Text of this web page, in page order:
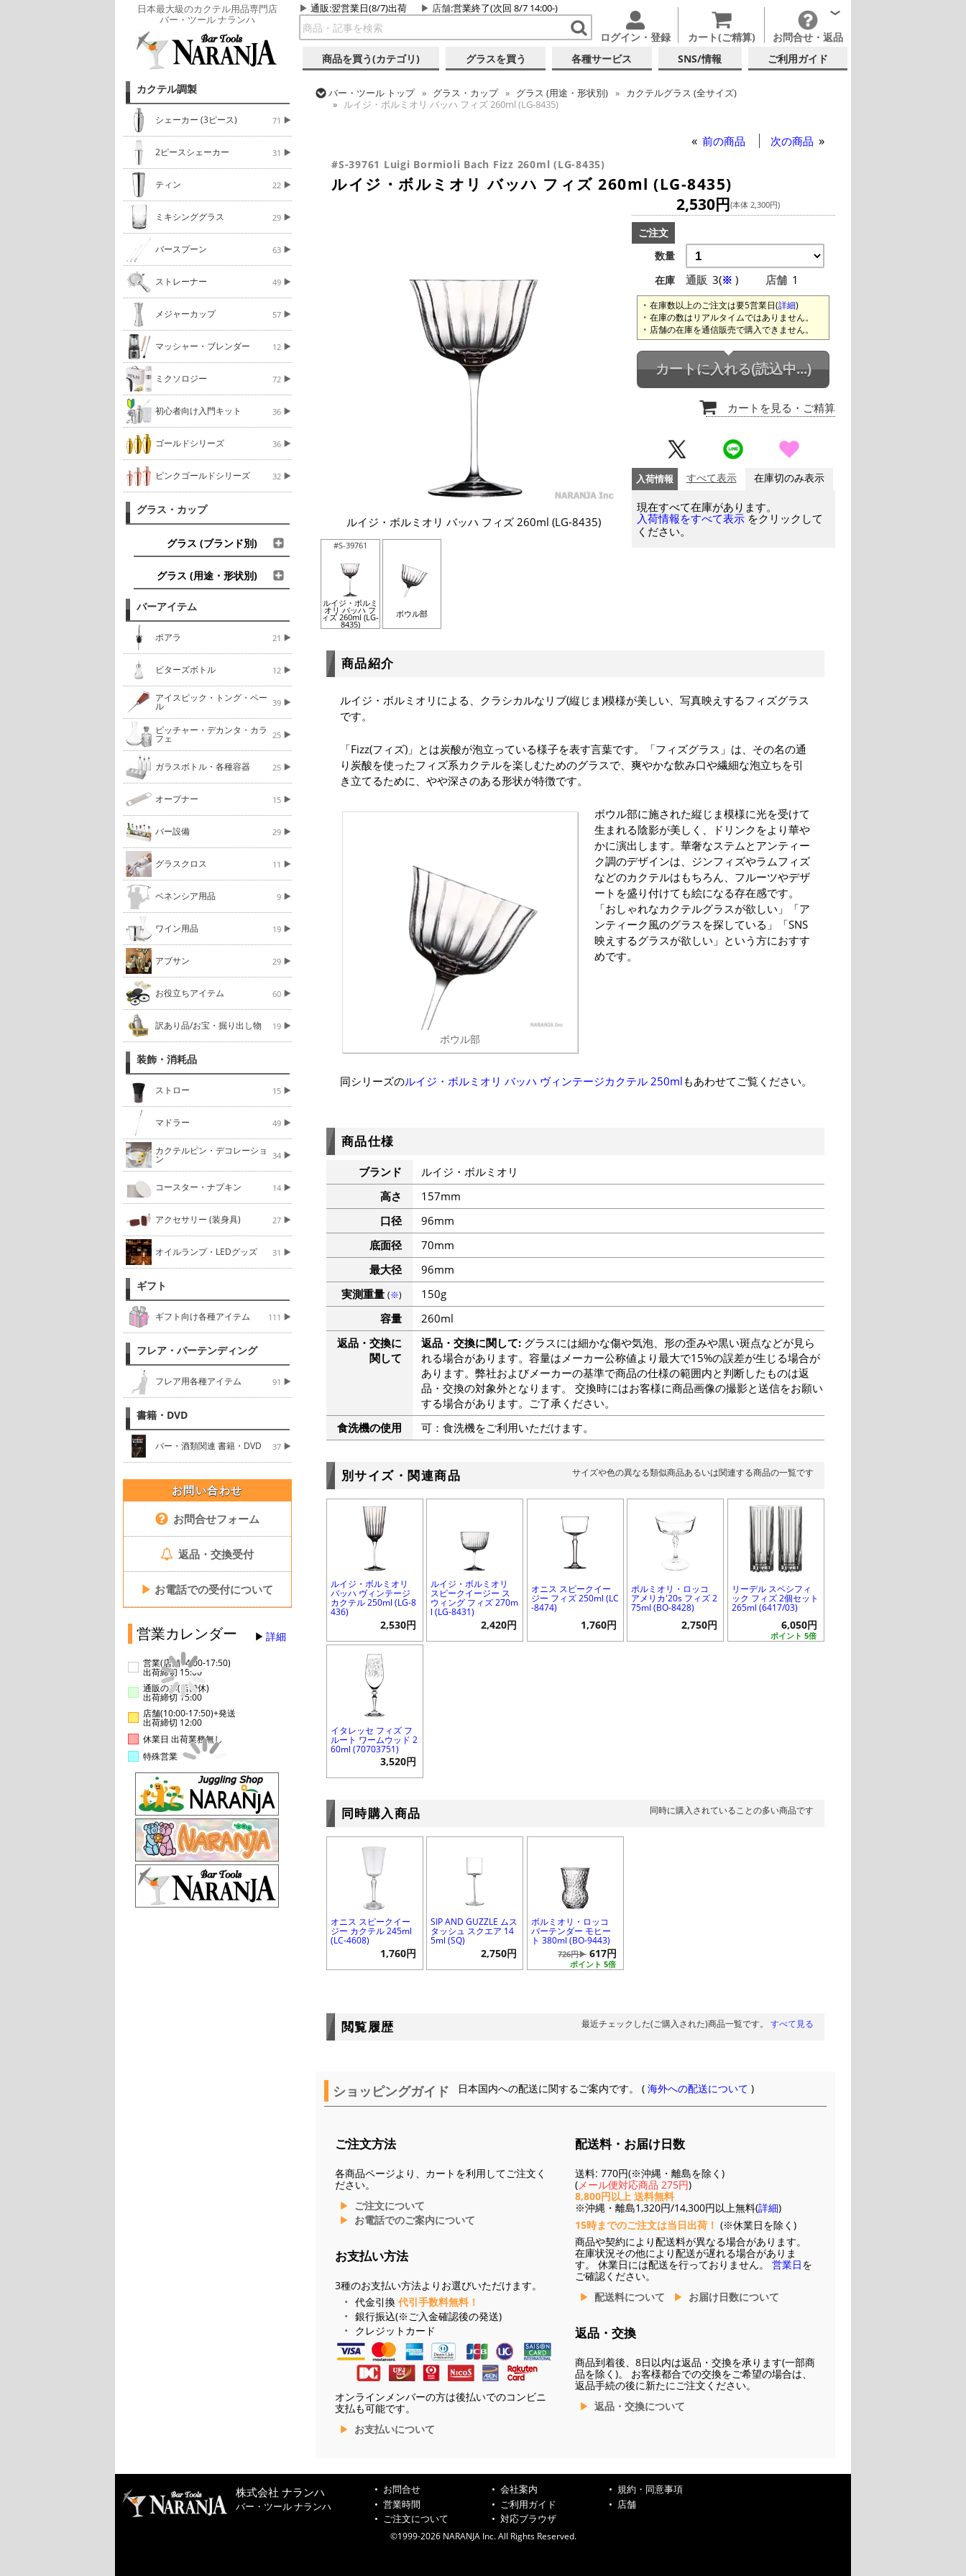
日本最大級のカクテル用品専門店
バー・ツール ナランハ
通販:翌営業日(8/7)出荷 店舗:営業終了(次回 8/7 14:00-)
ログイン・登録 カート(ご精算) お問合せ・返品
商品を買う(カテゴリ) グラスを買う 各種サービス SNS/情報 ご利用ガイド
カクテル調製
シェーカー (3ピース) 71
2ピースシェーカー 31
ティン 22
ミキシンググラス 29
バースプーン 63
ストレーナー 49
メジャーカップ 57
マッシャー・ブレンダー 12
ミクソロジー 72
初心者向け入門キット 36
ゴールドシリーズ 36
ピンクゴールドシリーズ 32
グラス・カップ
グラス (ブランド別)
グラス (用途・形状別)
バーアイテム
ポアラ 21
ビターズボトル 12
アイスピック・トング・ペー
ル 39
ピッチャー・デカンタ・カラ
フェ 25
ガラスボトル・各種容器 25
オープナー 15
バー設備 29
グラスクロス 11
ベネンシア用品 9
ワイン用品 19
アブサン 29
お役立ちアイテム 60
訳あり品/お宝・掘り出し物 19
装飾・消耗品
ストロー 15
マドラー 49
カクテルピン・デコレーショ
ン 34
コースター・ナプキン 14
アクセサリー (装身具) 27
オイルランプ・LEDグッズ 31
ギフト
ギフト向け各種アイテム 111
フレア・バーテンディング
フレア用各種アイテム 91
書籍・DVD
バー・酒類関連 書籍・DVD 37
お問い合わせ
お問合せフォーム
返品・交換受付
▶ お電話での受付について
営業カレンダー 詳細
営業(店舗14:00-17:50)
出荷締切 15:00
通販のみ(店舗休)
出荷締切 15:00
店舗(10:00-17:50)+発送
出荷締切 12:00
休業日 出荷業務無し
特殊営業
バー・ツール トップ グラス・カップ グラス (用途・形状別)
カクテルグラス (全サイズ)
ルイジ・ボルミオリ バッハ フィズ 260ml (LG-8435)
前の商品 次の商品
#S-39761 Luigi Bormioli Bach Fizz 260ml (LG-8435)
ルイジ・ボルミオリ バッハ フィズ 260ml (LG-8435)
ルイジ・ボルミオリ バッハ フィズ 260ml (LG-8435)
#S-39761
ルイジ・ボルミ
オリ バッハ フ
ィズ 260ml (LG-
8435)
ボウル部
2,530円(本体 2,300円)
ご注文
数量
在庫
通販 3(※ ) 店舗 1
在庫数以上のご注文は要5営業日(詳細)
在庫の数はリアルタイムではありません。
店舗の在庫を通信販売で購入できません。
カートに入れる(読込中...)
カートを見る ・ご精算
入荷情報 すべて表示 在庫切のみ表示
現在すべて在庫があります。
入荷情報をすべて表示 をクリックして
ください。
商品紹介
ルイジ・ボルミオリによる、クラシカルなリブ(縦じま)模様が美しい、写真映えするフィズグラス
です。
「Fizz(フィズ)」とは炭酸が泡立っている様子を表す言葉です。「フィズグラス」は、その名の通
り炭酸を使ったフィズ系カクテルを楽しむためのグラスで、爽やかな飲み口や繊細な泡立ちを引
き立てるために、やや深さのある形状が特徴です。
ボウル部
ボウル部に施された縦じま模様に光を受けて
生まれる陰影が美しく、ドリンクをより華や
かに演出します。華奢なステムとアンティー
ク調のデザインは、ジンフィズやラムフィズ
などのカクテルはもちろん、フルーツやデザ
ートを盛り付けても絵になる存在感です。
「おしゃれなカクテルグラスが欲しい」「ア
ンティーク風のグラスを探している」「SNS
映えするグラスが欲しい」という方におすす
めです。
同シリーズのルイジ・ボルミオリ バッハ ヴィンテージカクテル 250mlもあわせてご覧ください。
商品仕様
ブランド
ルイジ・ボルミオリ
高さ
157mm
口径
96mm
底面径
70mm
最大径
96mm
実測重量 (※)
150g
容量
260ml
返品・交換に
関して
返品・交換に関して:グラスには細かな傷や気泡、形の歪みや黒い斑点などが見ら
れる場合があります。容量はメーカー公称値より最大で15%の誤差が生じる場合が
あります。弊社およびメーカーの基準で商品の仕様の範囲内と判断したものは返
品・交換の対象外となります。 交換時にはお客様に商品画像の撮影と送信をお願い
する場合があります。ご了承ください。
食洗機の使用
可：食洗機をご利用いただけます。
別サイズ・関連商品 サイズや色の異なる類似商品あるいは関連する商品の一覧です
ルイジ・ボルミオリ
バッハ ヴィンテージ
カクテル 250ml (LG-8
436)
2,530円
ルイジ・ボルミオリ
スピークイージー ス
ウィング フィズ 270m
l (LG-8431)
2,420円
オニス スピークイー
ジー フィズ 250ml (LC
-8474)
1,760円
ボルミオリ・ロッコ
アメリカ'20s フィズ 2
75ml (BO-8428)
2,750円
リーデル スペシフィ
ック フィズ 2個セット
265ml (6417/03)
ポイント 5倍
6,050円
イタレッセ フィズ フ
ルート ワームウッド 2
60ml (70703751)
3,520円
同時購入商品 同時に購入されていることの多い商品です
オニス スピークイー
ジー カクテル 245ml
(LC-4608)
1,760円
SIP AND GUZZLE ムス
タッシュ スクエア 14
5ml (SQ)
2,750円
ボルミオリ・ロッコ
バーテンダー モヒー
ト 380ml (BO-9443)
ポイント 5倍
726円▶ 617円
閲覧履歴 最近チェックした(ご購入された)商品一覧です。 すべて見る
ショッピングガイド 日本国内への配送に関するご案内です。 (海外への配送について )
ご注文方法
各商品ページより、カートを利用してご注文く
ださい。
ご注文について
お電話でのご案内について
お支払い方法
3種のお支払い方法よりお選びいただけます。
代金引換 代引手数料無料！
銀行振込(※ご入金確認後の発送)
クレジットカード
オンラインメンバーの方は後払いでのコンビニ
支払も可能です。
お支払いについて
配送料・お届け日数
送料: 770円(※沖縄・離島を除く)
(メール便対応商品 275円)
8,800円以上 送料無料
※沖縄・離島1,320円/14,300円以上無料(詳細)
15時までのご注文は当日出荷！ (※休業日を除く)
商品や契約により配送料が異なる場合があります。
在庫状況その他により配送が遅れる場合がありま
す。 休業日には配送を行っておりません。 営業日を
ご確認ください。
配送料について
お届け日数について
返品・交換
商品到着後、8日以内は返品・交換を承ります(一部商
品を除く)。 お客様都合での交換をご希望の場合は、
返品手続の後に新たにご注文ください。
返品・交換について
株式会社 ナランハ
バー・ツール ナランハ
お問合せ 会社案内
規約・同意事項
営業時間
ご利用ガイド
店舗
ご注文について
対応ブラウザ
©1999-2026 NARANJA Inc. All Rights Reserved.